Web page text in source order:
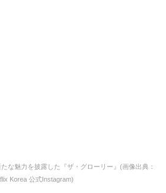
な魅力を披露した『ザ・グローリー』(画像出典：
Korea 公式Instagram)